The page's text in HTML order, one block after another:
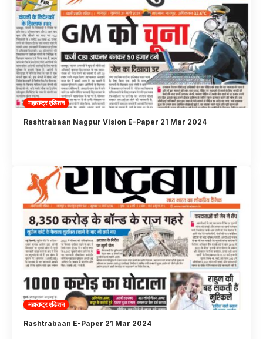
महाराष्ट्र एडिशन
Rashtrabaan Nagpur Vision E-Paper 21 Mar 2024
महाराष्ट्र एडिशन
Rashtrabaan E-Paper 21 Mar 2024